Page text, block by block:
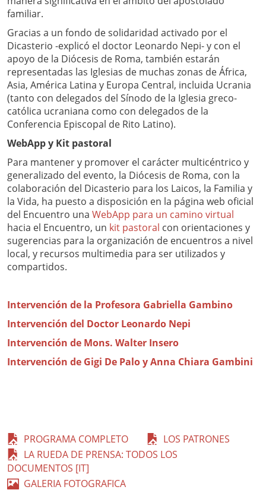
familiar.
Gracias a un fondo de solidaridad activado por el
Dicasterio -explicó el doctor Leonardo Nepi- y con el
apoyo de la Diócesis de Roma, también estarán
representadas las Iglesias de muchas zonas de África,
Asia, América Latina y Europa Central, incluida Ucrania
(tanto con delegados del Sínodo de la Iglesia greco-
católica ucraniana como con delegados de la
Conferencia Episcopal de Rito Latino).
WebApp y Kit pastoral
Para mantener y promover el carácter multicéntrico y
generalizado del evento, la Diócesis de Roma, con la
colaboración del Dicasterio para los Laicos, la Familia y
la Vida, ha puesto a disposición en la página web oficial
del Encuentro una WebApp para un camino virtual
hacia el Encuentro, un kit pastoral con orientaciones y
sugerencias para la organización de encuentros a nivel
local, y recursos multimedia para ser utilizados y
compartidos.
Intervención de la Profesora Gabriella Gambino
Intervención del Doctor Leonardo Nepi
Intervención de Mons. Walter Insero
Intervención de Gigi De Palo y Anna Chiara Gambini
PROGRAMA COMPLETO
LOS PATRONES
LA RUEDA DE PRENSA: TODOS LOS
DOCUMENTOS [IT]
GALERIA FOTOGRAFICA